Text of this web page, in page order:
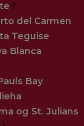
del Carmen
Teguise
Blanca
Bay
og St. Julians